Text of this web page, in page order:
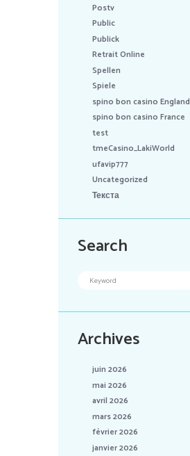
Postv
Public
Publick
Retrait Online
Spellen
Spiele
spino bon casino England
spino bon casino France
test
tmeCasino_LakiWorld
ufavip777
Uncategorized
Текста
Search
Archives
juin 2026
mai 2026
avril 2026
mars 2026
février 2026
janvier 2026